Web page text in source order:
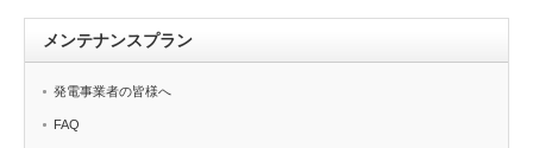
メンテナンスプラン
発電事業者の皆様へ
FAQ